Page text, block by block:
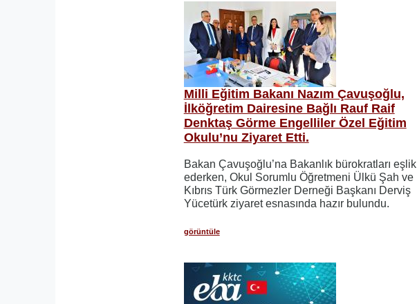
Milli Eğitim Bakanı Nazım Çavuşoğlu,
İlköğretim Dairesine Bağlı Rauf Raif
Denktaş Görme Engelliler Özel Eğitim
Okulu’nu Ziyaret Etti.
Bakan Çavuşoğlu’na Bakanlık bürokratları eşlik
ederken, Okul Sorumlu Öğretmeni Ülkü Şah ve
Kıbrıs Türk Görmezler Derneği Başkanı Derviş
Yücetürk ziyaret esnasında hazır bulundu.
görüntüle